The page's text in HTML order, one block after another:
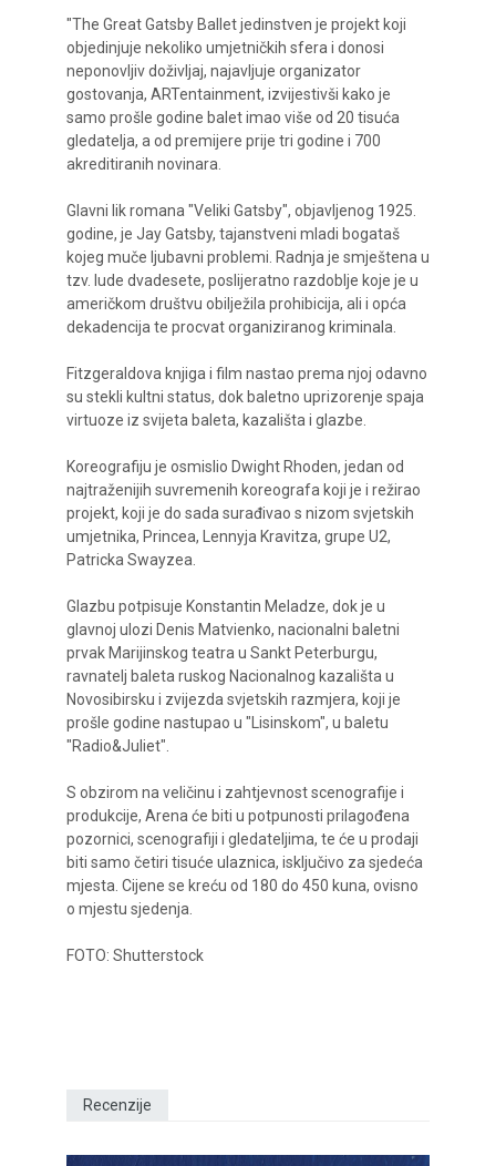
"The Great Gatsby Ballet jedinstven je projekt koji
objedinjuje nekoliko umjetničkih sfera i donosi
neponovljiv doživljaj, najavljuje organizator
gostovanja, ARTentainment, izvijestivši kako je
samo prošle godine balet imao više od 20 tisuća
gledatelja, a od premijere prije tri godine i 700
akreditiranih novinara.
Glavni lik romana "Veliki Gatsby", objavljenog 1925.
godine, je Jay Gatsby, tajanstveni mladi bogataš
kojeg muče ljubavni problemi. Radnja je smještena u
tzv. lude dvadesete, poslijeratno razdoblje koje je u
američkom društvu obilježila prohibicija, ali i opća
dekadencija te procvat organiziranog kriminala.
Fitzgeraldova knjiga i film nastao prema njoj odavno
su stekli kultni status, dok baletno uprizorenje spaja
virtuoze iz svijeta baleta, kazališta i glazbe.
Koreografiju je osmislio Dwight Rhoden, jedan od
najtraženijih suvremenih koreografa koji je i režirao
projekt, koji je do sada surađivao s nizom svjetskih
umjetnika, Princea, Lennyja Kravitza, grupe U2,
Patricka Swayzea.
Glazbu potpisuje Konstantin Meladze, dok je u
glavnoj ulozi Denis Matvienko, nacionalni baletni
prvak Marijinskog teatra u Sankt Peterburgu,
ravnatelj baleta ruskog Nacionalnog kazališta u
Novosibirsku i zvijezda svjetskih razmjera, koji je
prošle godine nastupao u "Lisinskom", u baletu
"Radio&Juliet".
S obzirom na veličinu i zahtjevnost scenografije i
produkcije, Arena će biti u potpunosti prilagođena
pozornici, scenografiji i gledateljima, te će u prodaji
biti samo četiri tisuće ulaznica, isključivo za sjedeća
mjesta. Cijene se kreću od 180 do 450 kuna, ovisno
o mjestu sjedenja.
FOTO: Shutterstock
Recenzije